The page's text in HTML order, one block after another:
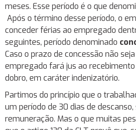
meses. Esse período é o que
Após o término desse período, o
conceder férias ao empregado
seguintes, período denominado
Caso o prazo de concessão não
empregado fará jus ao
dobro, em caráter indenizatório.
Partimos do princípio que o
um período de 30 dias de
remuneração. Mas o que muitas